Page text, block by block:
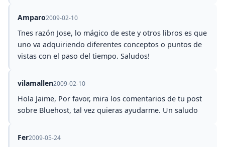
Amparo2009-02-10
Tnes razón Jose, lo mágico de este y otros libros es que
uno va adquiriendo diferentes conceptos o puntos de
vistas con el paso del tiempo. Saludos!
vilamallen2009-02-10
Hola Jaime, Por favor, mira los comentarios de tu post
sobre Bluehost, tal vez quieras ayudarme. Un saludo
Fer2009-05-24